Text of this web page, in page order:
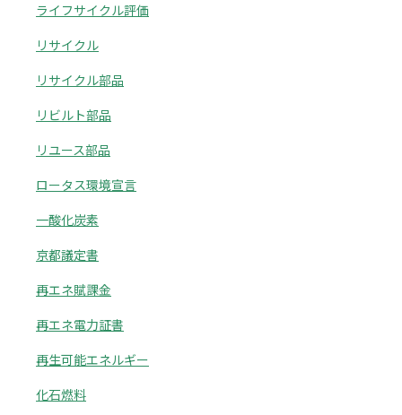
ライフサイクル評価
リサイクル
リサイクル部品
リビルト部品
リユース部品
ロータス環境宣言
一酸化炭素
京都議定書
再エネ賦課金
再エネ電力証書
再生可能エネルギー
化石燃料